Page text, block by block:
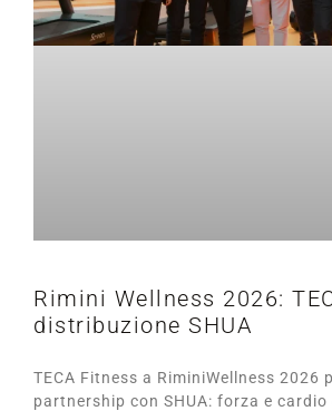
Rimini Wellness 2026:
distribuzione SHUA
TECA Fitness a RiminiWellness 2026
partnership con SHUA: forza e